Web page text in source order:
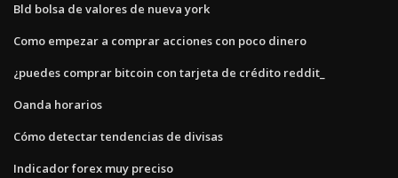
Bld bolsa de valores de nueva york
Como empezar a comprar acciones con poco dinero
¿puedes comprar bitcoin con tarjeta de crédito reddit_
Oanda horarios
Cómo detectar tendencias de divisas
Indicador forex muy preciso